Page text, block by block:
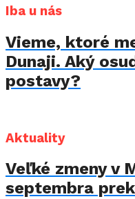
Iba u nás
Vieme, ktoré
Dunaji. Aký
postavy?
Aktuality
Veľké zmeny v
septembra